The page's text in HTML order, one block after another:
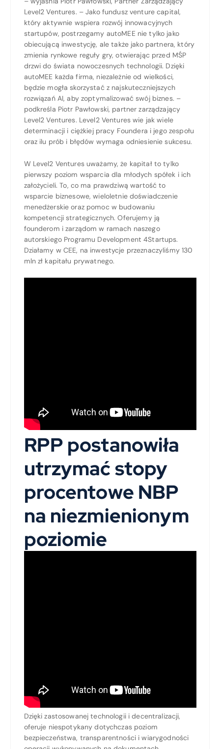
Level2 Ventures. – Jako fundusz venture capital,
który aktywnie wspiera rozwój innowacyjnych
startupów, postrzegamy autoMEE nie tylko jako
obiecującą inwestycję, ale także jako partnera, który
zmienia rynkowe reguły gry, otwierając przed MŚP
drzwi do świata nowoczesnych technologii. Dzięki
autoMEE każda firma, niezależnie od wielkości,
będzie mogła skorzystać z najskuteczniejszych
rozwiązań AI, aby zoptymalizować swój biznes. –
podkreśla Piotr Pawłowski, partner zarządzający
Level2 Ventures. Level2 Ventures wie jak wiele
determinacji i ciężkiej pracy Foundera i jego zespołu
oraz ilu prób i błędów wymaga odniesienie sukcesu.
W Level2 Ventures uważamy, że kapitał to tylko
pierwszy poziom wsparcia dla młodych spółek i ich
założycieli. To, co ma prawdziwą wartość to
wsparcie biznesowe, wieloletnie doświadczenie
menedżerskie oraz pomoc w budowaniu
kompetencji strategicznych. Oferujemy ją
founderom i zarządom w ramach naszego
autorskiego Programu Development 4Startups.
Działamy w CEE, na inwestycje przeznaczyliśmy 130
mln zł kapitału prywatnego.
RPP postanowiła
utrzymać stopy
procentowe NBP
na niezmienionym
poziomie
Dzięki zastosowanej technologii i decentralizacji,
oferuje niespotykany dotychczas poziom
bezpieczeństwa, transparentności i wiarygodności